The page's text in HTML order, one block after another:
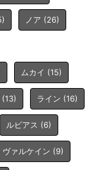
ノア (26)
ムカイ (15)
(13) ライン (16)
ルビアス (6)
ヴァルケイン (9)